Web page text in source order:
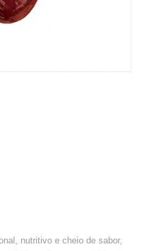
nutritivo e cheio de sabor,